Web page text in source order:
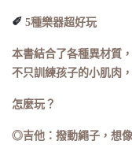
✐ 5種樂器超好玩
本書結合了各種異材質
不只訓練孩子的小肌肉
怎麼玩？
◎吉他：撥動繩子，想